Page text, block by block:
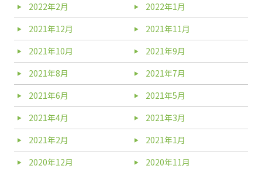
2022年2月
2022年1月
2021年12月
2021年11月
2021年10月
2021年9月
2021年8月
2021年7月
2021年6月
2021年5月
2021年4月
2021年3月
2021年2月
2021年1月
2020年12月
2020年11月